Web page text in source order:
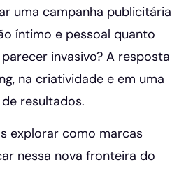
uma campanha publicitária
íntimo e pessoal quanto
invasivo? A resposta
na criatividade e em uma
resultados.
explorar como marcas
nessa nova fronteira do